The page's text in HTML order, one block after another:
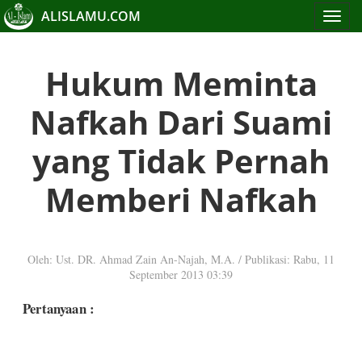
Toggle
ALISLAMU.COM
Hukum Meminta
Nafkah Dari Suami
yang Tidak Pernah
Memberi Nafkah
Oleh: Ust. DR. Ahmad Zain An-Najah, M.A. / Publikasi: Rabu, 11
September 2013 03:39
Pertanyaan :